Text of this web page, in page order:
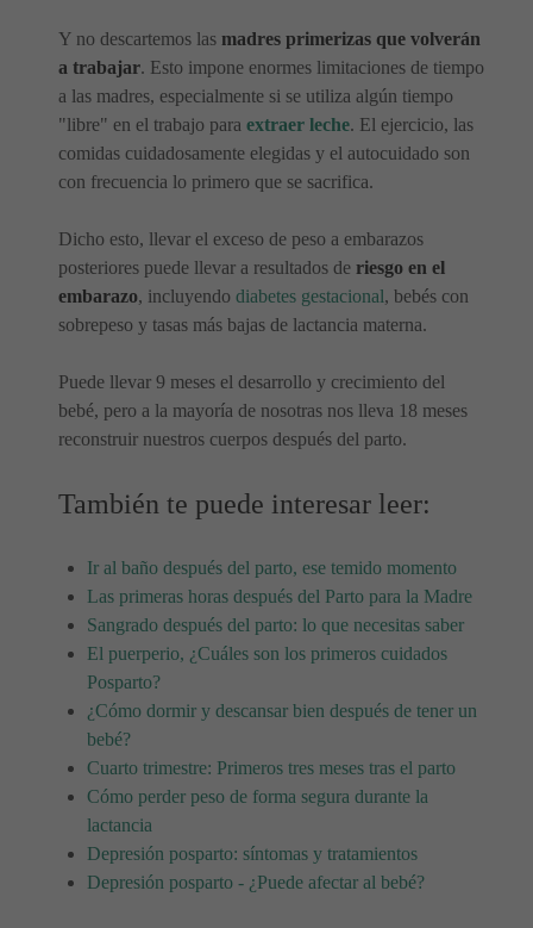
Y no descartemos las madres primerizas que volverán
a trabajar. Esto impone enormes limitaciones de tiempo
a las madres, especialmente si se utiliza algún tiempo
"libre" en el trabajo para extraer leche. El ejercicio, las
comidas cuidadosamente elegidas y el autocuidado son
con frecuencia lo primero que se sacrifica.
Dicho esto, llevar el exceso de peso a embarazos
posteriores puede llevar a resultados de riesgo en el
embarazo, incluyendo diabetes gestacional, bebés con
sobrepeso y tasas más bajas de lactancia materna.
Puede llevar 9 meses el desarrollo y crecimiento del
bebé, pero a la mayoría de nosotras nos lleva 18 meses
reconstruir nuestros cuerpos después del parto.
También te puede interesar leer:
Ir al baño después del parto, ese temido momento
Las primeras horas después del Parto para la Madre
Sangrado después del parto: lo que necesitas saber
El puerperio, ¿Cuáles son los primeros cuidados
Posparto?
¿Cómo dormir y descansar bien después de tener un
bebé?
Cuarto trimestre: Primeros tres meses tras el parto
Cómo perder peso de forma segura durante la
lactancia
Depresión posparto: síntomas y tratamientos
Depresión posparto - ¿Puede afectar al bebé?